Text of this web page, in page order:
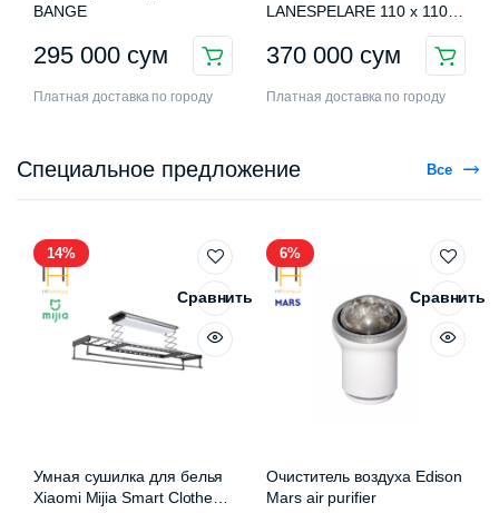
BANGE
295 000 сум
Платная доставка по городу
LANESPELARE 110 x 110
370 000 сум
Платная доставка по городу
Специальное предложение Все
14%
Сравнить
Умная сушилка для белья
Xiaomi Mijia Smart Clothes
6%
Сравнить
Очиститель воздуха Edison
Mars air purifier